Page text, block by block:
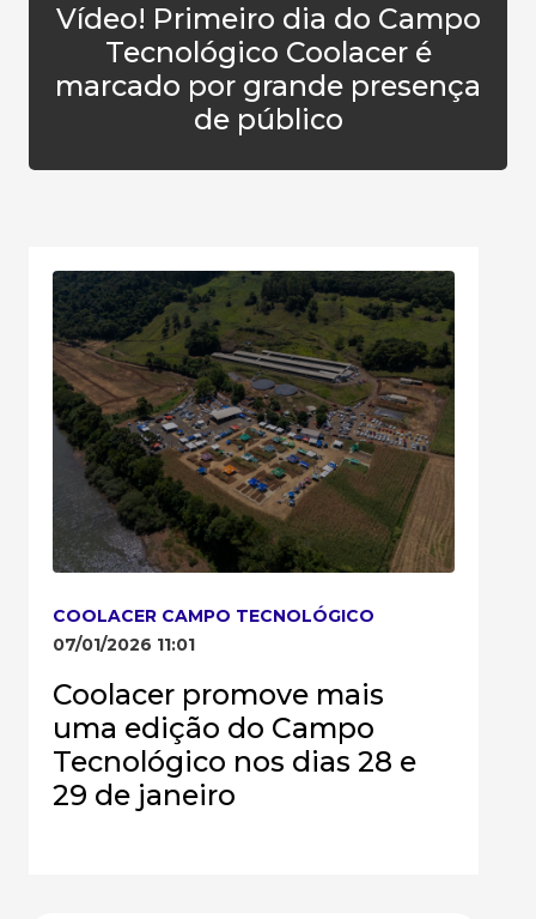
Vídeo! Primeiro dia do Campo
Tecnológico Coolacer é
marcado por grande presença
de público
COOLACER CAMPO TECNOLÓGICO
07/01/2026 11:01
Coolacer promove mais
uma edição do Campo
Tecnológico nos dias 28 e
29 de janeiro